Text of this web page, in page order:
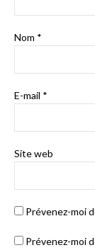
Nom *
E-mail *
Site web
Prévenez-moi
Prévenez-moi